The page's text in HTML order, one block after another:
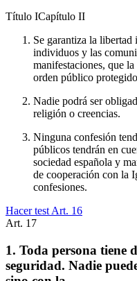
Título ICapítulo II
Se garantiza la
individuos y las
manifestaciones, que
orden público
Nadie podrá ser
religión o creencias.
Ninguna confesión
públicos tendrán en
sociedad española y
de cooperación con la
confesiones.
Hacer test Art. 16
Art. 17
1. Toda persona tiene
seguridad. Nadie